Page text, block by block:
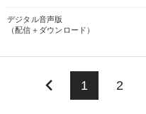
デジタル音声版
（配信＋ダウンロード）
keyboard_arrow_left 1 2